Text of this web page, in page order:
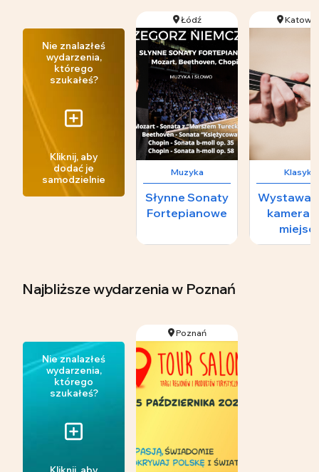
Nie znalazłeś
wydarzenia,
którego
szukałeś?
Kliknij, aby
dodać je
samodzielnie
Łódź
Muzyka
Słynne Sonaty
Fortepianowe
Klasyka
Wystawa
Najbliższe wydarzeniaw Poznań
Nie znalazłeś
wydarzenia,
którego
szukałeś?
Poznań